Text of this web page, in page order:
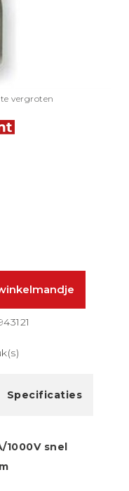
vergroten
Specificaties
snel